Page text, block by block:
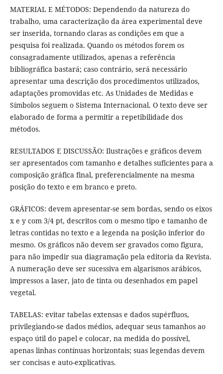
MATERIAL E MÉTODOS: Dependendo da natureza do
trabalho, uma caracterização da área experimental deve
ser inserida, tornando claras as condições em que a
pesquisa foi realizada. Quando os métodos forem os
consagradamente utilizados, apenas a referência
bibliográfica bastará; caso contrário, será necessário
apresentar uma descrição dos procedimentos utilizados,
adaptações promovidas etc. As Unidades de Medidas e
Símbolos seguem o Sistema Internacional. O texto deve ser
elaborado de forma a permitir a repetibilidade dos
métodos.
RESULTADOS E DISCUSSÃO: Ilustrações e gráficos devem
ser apresentados com tamanho e detalhes suficientes para a
composição gráfica final, preferencialmente na mesma
posição do texto e em branco e preto.
GRÁFICOS: devem apresentar-se sem bordas, sendo os eixos
x e y com 3/4 pt, descritos com o mesmo tipo e tamanho de
letras contidas no texto e a legenda na posição inferior do
mesmo. Os gráficos não devem ser gravados como figura,
para não impedir sua diagramação pela editoria da Revista.
A numeração deve ser sucessiva em algarismos arábicos,
impressos a laser, jato de tinta ou desenhados em papel
vegetal.
TABELAS: evitar tabelas extensas e dados supérfluos,
privilegiando-se dados médios, adequar seus tamanhos ao
espaço útil do papel e colocar, na medida do possível,
apenas linhas contínuas horizontais; suas legendas devem
ser concisas e auto-explicativas.